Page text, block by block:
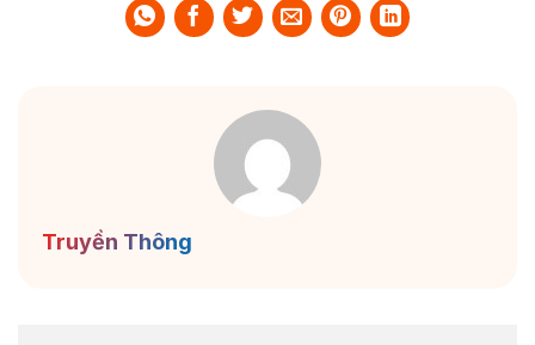
Truyền Thông